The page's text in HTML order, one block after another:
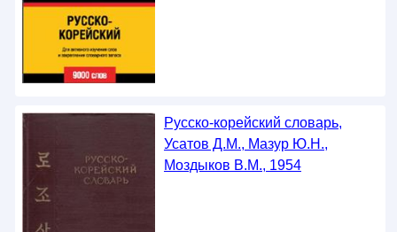
Русско-корейский словарь,
Усатов Д.М., Мазур Ю.Н.,
Моздыков В.М., 1954